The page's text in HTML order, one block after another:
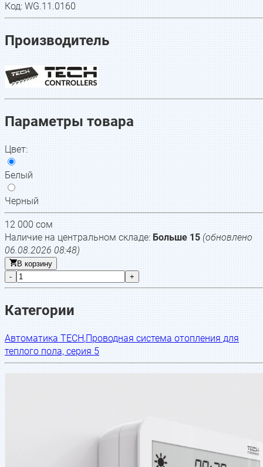
Код:WG.11.0160
Производитель
Параметры товара
Цвет:
Белый
Черный
12 000сом
Наличие на центральном складе: Больше 15 (обновлено
06.08.2026 08:48)
В корзину
-
+
Категории
Автоматика TECH,Проводная система отопления для
теплого пола, серия 5